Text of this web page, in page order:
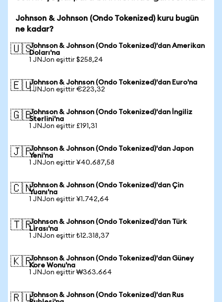
Johnson & Johnson (Ondo Tokenized) kuru bugün
ne kadar?
🇺🇸Johnson & Johnson (Ondo Tokenized)'dan Amerikan
Doları'na
1 JNJon eşittir $258,24
🇪🇺Johnson & Johnson (Ondo Tokenized)'dan Euro'na
1 JNJon eşittir €223,32
🇬🇧Johnson & Johnson (Ondo Tokenized)'dan İngiliz
Sterlini'na
1 JNJon eşittir £191,31
🇯🇵Johnson & Johnson (Ondo Tokenized)'dan Japon
Yeni'na
1 JNJon eşittir ¥40.687,58
🇨🇳Johnson & Johnson (Ondo Tokenized)'dan Çin
Yuanı'na
1 JNJon eşittir ¥1.742,64
🇹🇷Johnson & Johnson (Ondo Tokenized)'dan Türk
Lirası'na
1 JNJon eşittir ₺12.318,37
🇰🇷Johnson & Johnson (Ondo Tokenized)'dan Güney
Kore Wonu'na
1 JNJon eşittir ₩363.664
🇷🇺Johnson & Johnson (Ondo Tokenized)'dan Rus